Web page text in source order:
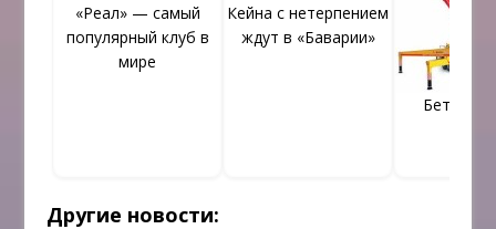
«Реал» — самый
популярный клуб в
мире
Кейна с нетерпением
ждут в «Баварии»
Другие новости: